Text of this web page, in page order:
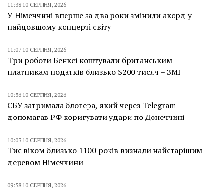
11:38 10 СЕРПНЯ, 2026
У Німеччині вперше за два роки змінили акорд у
найдовшому концерті світу
11:07 10 СЕРПНЯ, 2026
Три роботи Бенксі коштували британським
платникам податків близько $200 тисяч – ЗМІ
10:36 10 СЕРПНЯ, 2026
СБУ затримала блогера, який через Telegram
допомагав РФ коригувати удари по Донеччині
10:03 10 СЕРПНЯ, 2026
Тис віком близько 1100 років визнали найстарішим
деревом Німеччини
09:58 10 СЕРПНЯ, 2026